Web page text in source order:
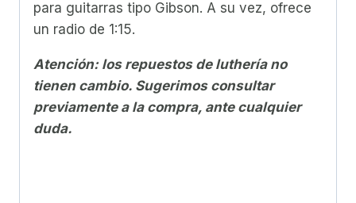
para guitarras tipo Gibson. A su vez, ofrece
un radio de 1:15.
Atención: los repuestos de luthería no
tienen cambio. Sugerimos consultar
previamente a la compra, ante cualquier
duda.